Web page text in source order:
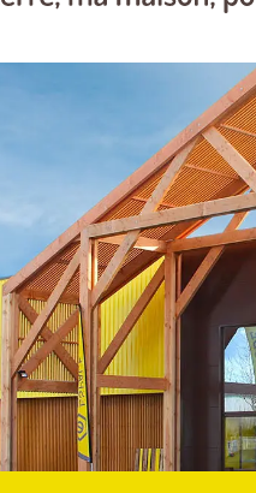
coupe de bois de chauffage
les propriétaires de jardins et
main est confortable
au système STIHL Ematic
ouvert et fermé sans outils